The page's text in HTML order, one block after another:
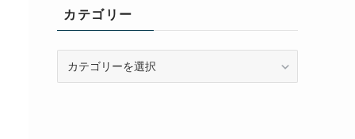
ブカテゴリー
テ